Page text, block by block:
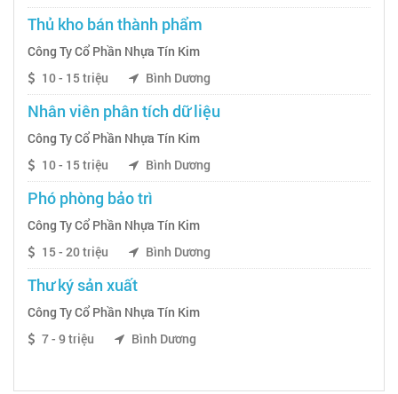
Thủ kho bán thành phẩm
Công Ty Cổ Phần Nhựa Tín Kim
10 - 15 triệu
Bình Dương
Nhân viên phân tích dữ liệu
Công Ty Cổ Phần Nhựa Tín Kim
10 - 15 triệu
Bình Dương
Phó phòng bảo trì
Công Ty Cổ Phần Nhựa Tín Kim
15 - 20 triệu
Bình Dương
Thư ký sản xuất
Công Ty Cổ Phần Nhựa Tín Kim
7 - 9 triệu
Bình Dương